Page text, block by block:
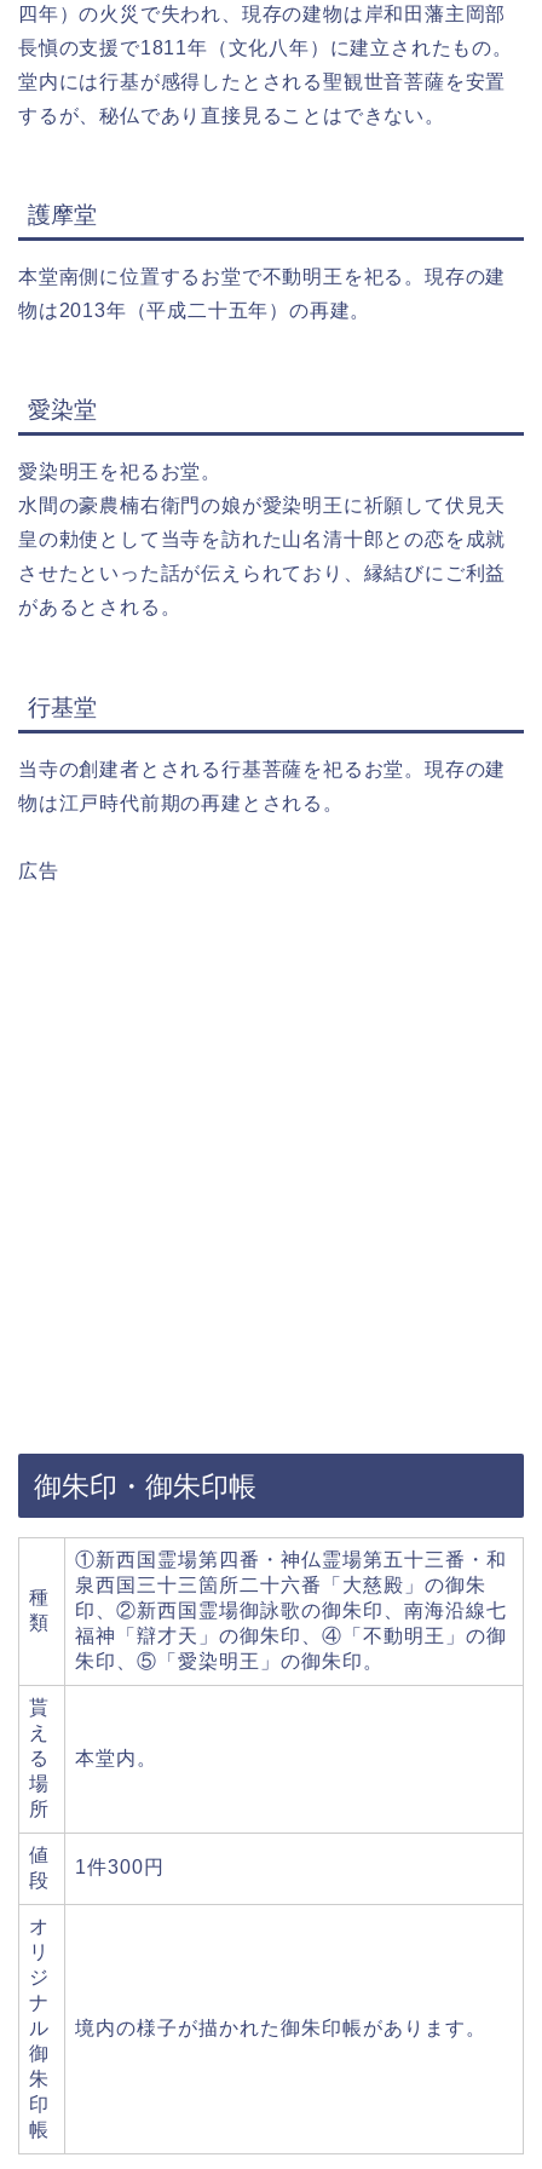
四年）の火災で失われ、現存の建物は岸和田藩主岡部
長愼の支援で1811年（文化八年）に建立されたもの。
堂内には行基が感得したとされる聖観世音菩薩を安置
するが、秘仏であり直接見ることはできない。
護摩堂
本堂南側に位置するお堂で不動明王を祀る。現存の建
物は2013年（平成二十五年）の再建。
愛染堂
愛染明王を祀るお堂。
水間の豪農楠右衛門の娘が愛染明王に祈願して伏見天
皇の勅使として当寺を訪れた山名清十郎との恋を成就
させたといった話が伝えられており、縁結びにご利益
があるとされる。
行基堂
当寺の創建者とされる行基菩薩を祀るお堂。現存の建
物は江戸時代前期の再建とされる。
広告
御朱印・御朱印帳
種
類
①新西国霊場第四番・神仏霊場第五十三番・和
泉西国三十三箇所二十六番「大慈殿」の御朱
印、②新西国霊場御詠歌の御朱印、南海沿線七
福神「辯才天」の御朱印、④「不動明王」の御
朱印、⑤「愛染明王」の御朱印。
貰
え
る
場
所
本堂内。
値
段
1件300円
オ
リ
ジ
ナ
ル
御
朱
印
帳
境内の様子が描かれた御朱印帳があります。